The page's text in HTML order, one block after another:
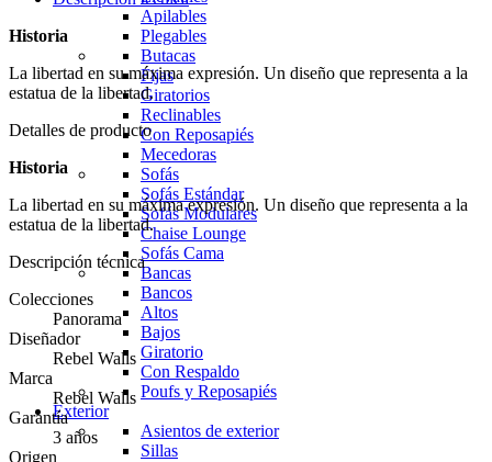
Apilables
Plegables
Butacas
Fijas
Giratorios
Reclinables
Con Reposapiés
Mecedoras
Sofás
Sofás Estándar
Sofás Modulares
Chaise Lounge
Sofás Cama
Bancas
Bancos
Altos
Bajos
Giratorio
Con Respaldo
Poufs y Reposapiés
Exterior
Asientos de exterior
Sillas
Historia
La libertad en su máxima expresión. Un diseño que representa a la
estatua de la libertad.
Detalles de producto
Historia
La libertad en su máxima expresión. Un diseño que representa a la
estatua de la libertad.
Descripción técnica
Colecciones
Panorama
Diseñador
Rebel Walls
Marca
Rebel Walls
Garantía
3 años
Origen